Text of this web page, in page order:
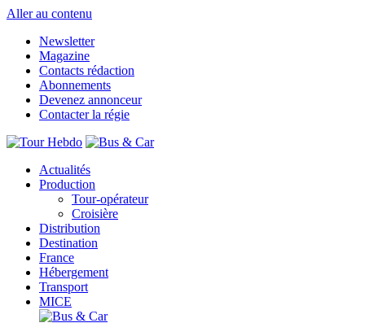
Aller au contenu
Newsletter
Magazine
Contacts rédaction
Abonnements
Devenez annonceur
Contacter la régie
Actualités
Production
Tour-opérateur
Croisière
Distribution
Destination
France
Hébergement
Transport
MICE